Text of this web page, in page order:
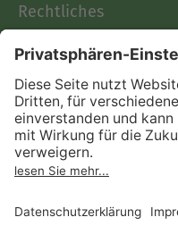
Rechtliches
AGB
Informationen nach Data
Act
Verträge hier kündigen
Impressum